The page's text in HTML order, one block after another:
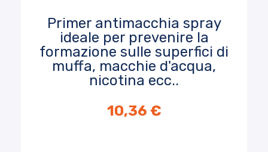
Primer antimacchia spray
ideale per prevenire la
formazione sulle superfici di
muffa, macchie d'acqua,
nicotina ecc..
10,36 €